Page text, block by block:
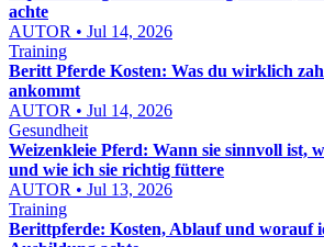
achte
AUTOR • Jul 14, 2026
Training
Beritt Pferde Kosten: Was du wirklich
ankommt
AUTOR • Jul 14, 2026
Gesundheit
Weizenkleie Pferd: Wann sie sinnvoll ist,
und wie ich sie richtig füttere
AUTOR • Jul 13, 2026
Training
Berittpferde: Kosten, Ablauf und worauf